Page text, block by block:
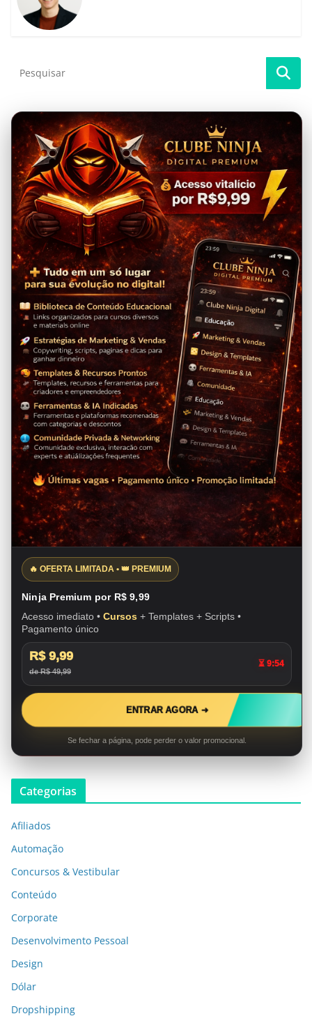
🔥 OFERTA LIMITADA • 👑 PREMIUM
Ninja Premium por R$ 9,99
Acesso imediato • Cursos + Templates + Scripts •
Pagamento único
R$ 9,99
de R$ 49,99
⏳ 9:53
ENTRAR AGORA ➜
Se fechar a página, pode perder o valor promocional.
Categorias
Afiliados
Automação
Concursos & Vestibular
Conteúdo
Corporate
Desenvolvimento Pessoal
Design
Dólar
Dropshipping